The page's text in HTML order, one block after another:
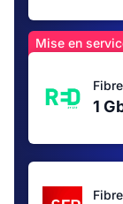
Mise en
Fibre
1
Fibre